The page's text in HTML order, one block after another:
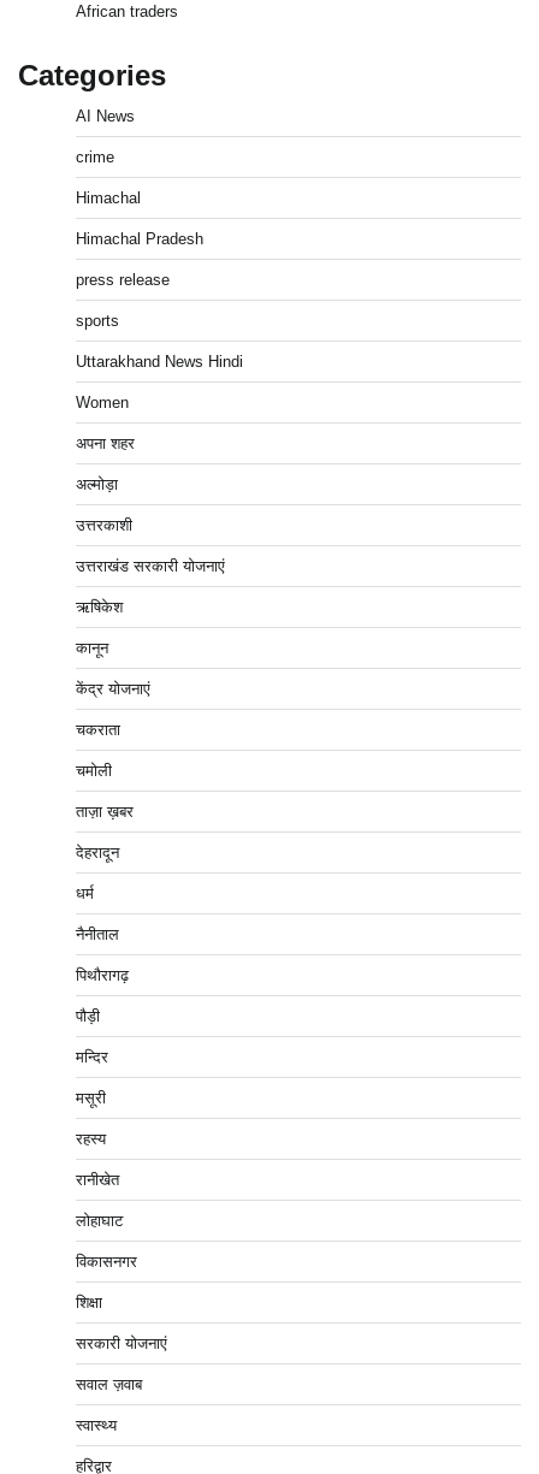
African traders
Categories
AI News
crime
Himachal
Himachal Pradesh
press release
sports
Uttarakhand News Hindi
Women
अपना शहर
अल्मोड़ा
उत्तरकाशी
उत्तराखंड सरकारी योजनाएं
ऋषिकेश
कानून
केंद्र योजनाएं
चकराता
चमोली
ताज़ा ख़बर
देहरादून
धर्म
नैनीताल
पिथौरागढ़
पौड़ी
मन्दिर
मसूरी
रहस्य
रानीखेत
लोहाघाट
विकासनगर
शिक्षा
सरकारी योजनाएं
सवाल ज़वाब
स्वास्थ्य
हरिद्वार